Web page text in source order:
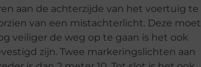
aan de achterzijde van het voertuig te
van een mistachterlicht. Deze moet
veiliger de weg op te gaan is het ook
zijn. Twee markeringslichten aan